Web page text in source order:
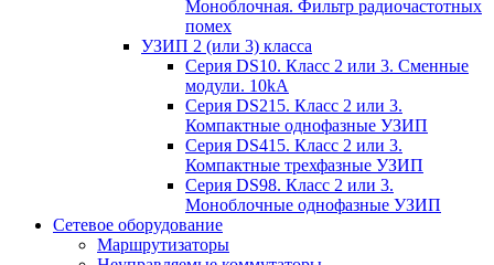
Моноблочная. Фильтр радиочастотных
помех
УЗИП 2 (или 3) класса
Серия DS10. Класс 2 или 3. Сменные
модули. 10kA
Серия DS215. Класс 2 или 3.
Компактные однофазные УЗИП
Серия DS415. Класс 2 или 3.
Компактные трехфазные УЗИП
Серия DS98. Класс 2 или 3.
Моноблочные однофазные УЗИП
Сетевое оборудование
Маршрутизаторы